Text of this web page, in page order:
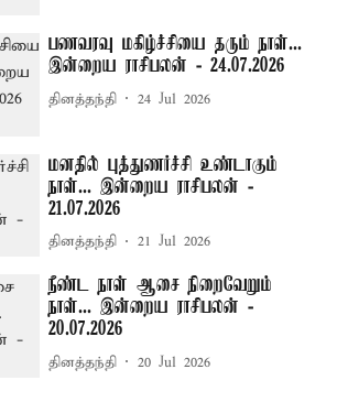
பணவரவு மகிழ்ச்சியை தரும் நாள்...
இன்றைய ராசிபலன் - 24.07.2026
தினத்தந்தி 24 Jul 2026
மனதில் புத்துணர்ச்சி உண்டாகும்
நாள்... இன்றைய ராசிபலன் -
21.07.2026
தினத்தந்தி 21 Jul 2026
நீண்ட நாள் ஆசை நிறைவேறும்
நாள்... இன்றைய ராசிபலன் -
20.07.2026
தினத்தந்தி 20 Jul 2026